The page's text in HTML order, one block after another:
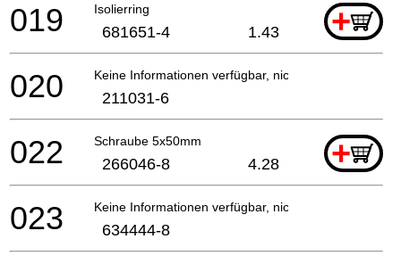
Isolierring +
019 681651-4 1.43
Keine Informationen verfügbar, nicht bestellbar
020 211031-6
Schraube 5x50mm +
022 266046-8 4.28
Keine Informationen verfügbar, nicht bestellbar
023 634444-8